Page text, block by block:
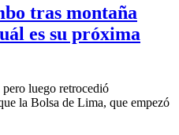
tras montaña
es su próxima
luego retrocedió
la Bolsa de Lima, que empezó